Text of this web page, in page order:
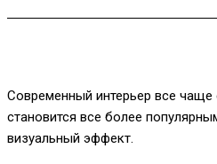
Современный интерьер все чаще
становится все более
визуальный эффект.